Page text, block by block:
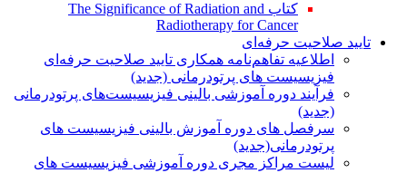
کتاب The Significance of Radiation and
Radiotherapy for Cancer
تایید صلاحیت حرفه‌ای
اطلاعیه تفاهم‌نامه همکاری تایید صلاحیت حرفه‌ای
فیزیسیست های پرتودرمانی (جدید)
فرآیند دوره آموزشی بالینی فیزیسیست‌های پرتودرمانی
(جدید)
سرفصل های دوره آموزش بالینی فیزیسیست های
پرتودرمانی(جدید)
لیست مراکز مجری دوره آموزشی فیزیسیست های